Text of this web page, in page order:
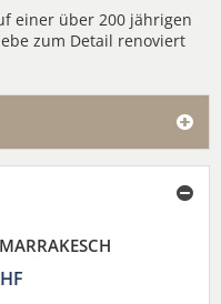
einer über 200 jährigen
zum Detail renoviert